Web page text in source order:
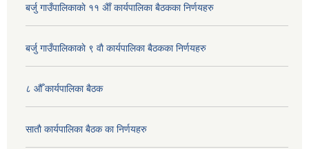
बर्जु गाउँपालिकाकाे ११ अैाँ कार्यपालिका बैठकका निर्णयहरु
बर्जु गाउँपालिकाकाे ९ वाै‌ कार्यपालिका बैठकका निर्णयहरु
८ औँ कार्यपालिका बैठक
साताै‌ कार्यपालिका बैठक का निर्णयहरु